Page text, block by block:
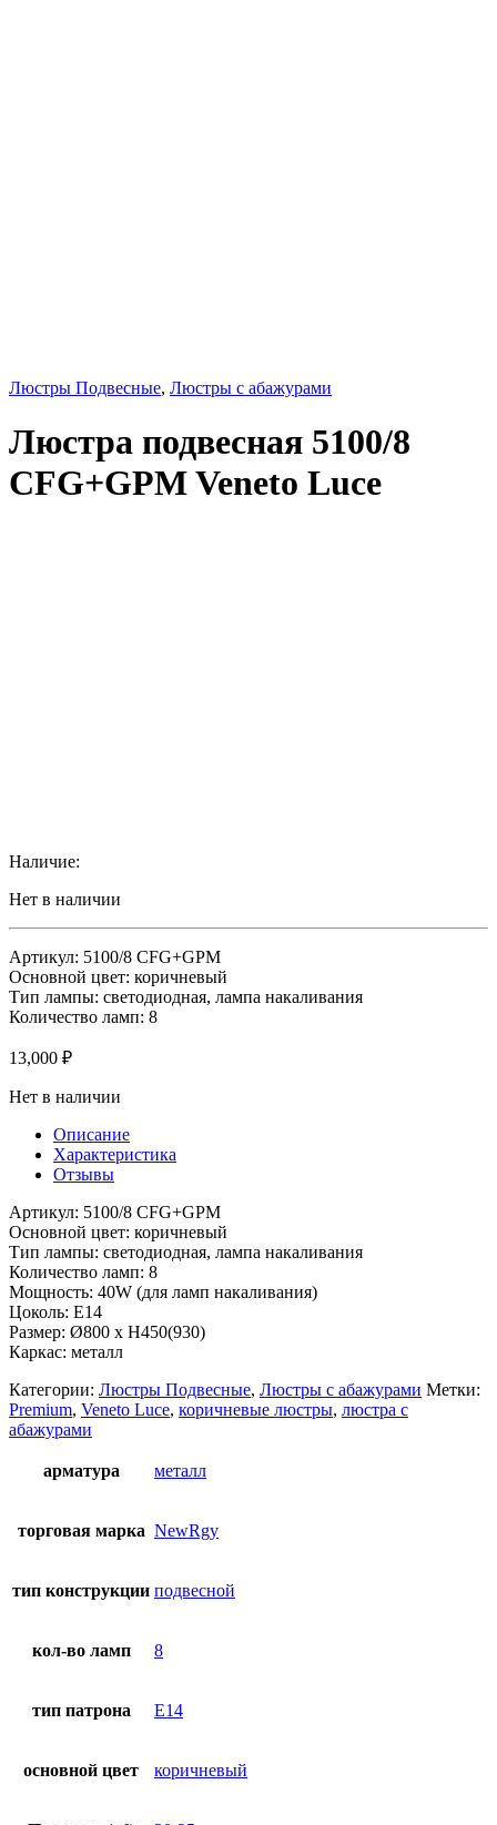
Люстры Подвесные, Люстры с абажурами
Люстра подвесная 5100/8
CFG+GPM Veneto Luce
Наличие:
Нет в наличии
Артикул: 5100/8 CFG+GPM
Основной цвет: коричневый
Тип лампы: светодиодная, лампа накаливания
Количество ламп: 8
13,000 ₽
Нет в наличии
Описание
Характеристика
Отзывы
Артикул: 5100/8 CFG+GPM
Основной цвет: коричневый
Тип лампы: светодиодная, лампа накаливания
Количество ламп: 8
Мощность: 40W (для ламп накаливания)
Цоколь: Е14
Размер: Ø800 x H450(930)
Каркас: металл
Категории: Люстры Подвесные, Люстры с абажурами Метки:
Premium, Veneto Luce, коричневые люстры, люстра с
абажурами
арматура металл
торговая марка NewRgy
тип конструкции подвесной
кол-во ламп 8
тип патрона E14
основной цвет коричневый